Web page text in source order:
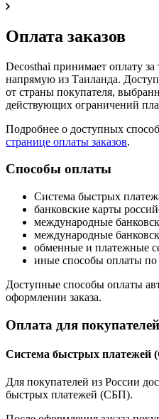
Оплата заказов
Decosthai принимает оплату
напрямую из Таиланда.
от страны покупателя,
действующих ограничений
Подробнее о доступных
странице оплаты заказов.
Способы оплаты
Система быстрых
банковские карты
международные
международные
обменные и платежные
иные способы оплаты
Доступные способы оплаты
оформлении заказа.
Оплата для
Система быстрых платежей
Для покупателей из России
быстрых платежей (СБП).